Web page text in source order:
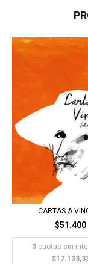
CARTAS A
$51.400
3 cuotas sin